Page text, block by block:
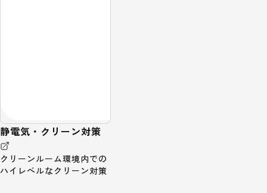
静電気・クリーン対策
クリーンルーム環境内での
ハイレベルなクリーン対策